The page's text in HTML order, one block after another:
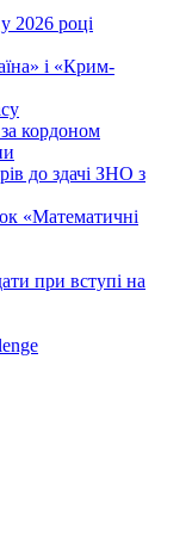
році
і «Крим-
кордоном
до здачі ЗНО з
«Математичні
при вступі на